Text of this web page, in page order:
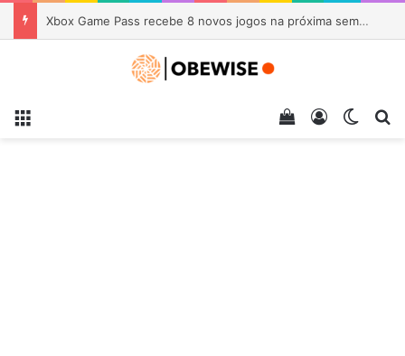
Xbox Game Pass recebe 8 novos jogos na próxima semana
Entrar
Veja seu